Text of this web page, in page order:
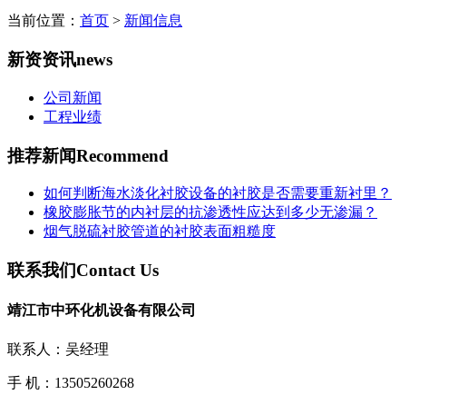
当前位置： 首页 > 新闻信息
新资资讯news
公司新闻
工程业绩
推荐新闻Recommend
如何判断海水淡化衬胶设备的衬胶是否需要重新衬里？
橡胶膨胀节的内衬层的抗渗透性应达到多少无渗漏？
烟气脱硫衬胶管道的衬胶表面粗糙度
联系我们Contact Us
靖江市中环化机设备有限公司
联系人：吴经理
手 机：13505260268